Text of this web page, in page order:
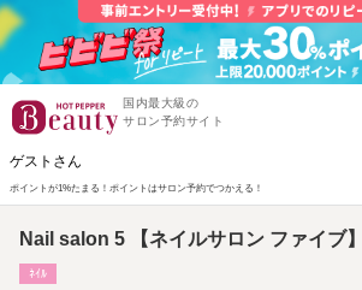
国内最大級の
サロン予約サイト
ゲストさん
ポイントが1%たまる！ ポイントはサロン予約でつかえる！
Nail salon 5 【ネイルサロン ファイブ】
ﾈｲﾙ